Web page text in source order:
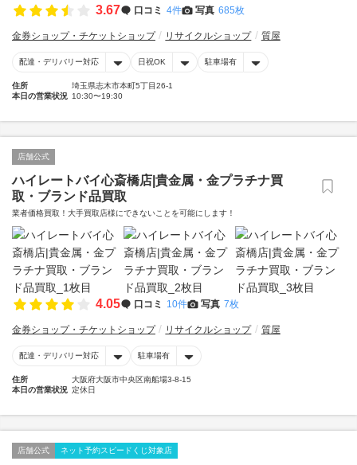
3.67 口コミ 4件 写真 685枚
金券ショップ・チケットショップ リサイクルショップ 質屋
配達・デリバリー対応 日祝OK 駐車場有
住所
埼玉県志木市本町5丁目26-1
本日の営業状況 10:30〜19:30
店舗公式
ハイレートバイ心斎橋店|貴金属・金プラチナ買
取・ブランド品買取
業者価格買取！大手買取店様にできないことを可能にします！
4.05 口コミ 10件 写真 7枚
金券ショップ・チケットショップ リサイクルショップ 質屋
配達・デリバリー対応 駐車場有
住所
大阪府大阪市中央区南船場3-8-15
本日の営業状況 定休日
店舗公式 ネット予約スピードくじ対象店